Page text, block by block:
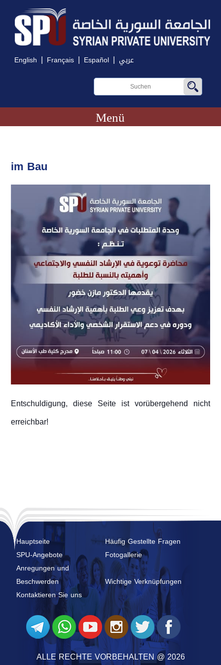
English | Français | Español | عربي
Menü
im Bau
Entschuldigung, diese Seite ist vorübergehend nicht
erreichbar!
Hauptseite
Häufig Gestellte Fragen
SPU-Angebote
Fotogallerie
Anregungen und
Beschwerden
Wichtige Verknüpfungen
Kontaktieren Sie uns
ALLE RECHTE VORBEHALTEN @ 2026